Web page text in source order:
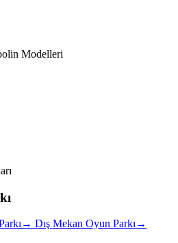
Modelleri
→ Dış Mekan Oyun Parkı→